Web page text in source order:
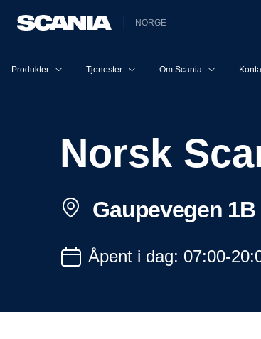
NORGE
Produkter Tjenester Om Scania
Norsk
Gaupevegen
Åpent i dag: 07:00-